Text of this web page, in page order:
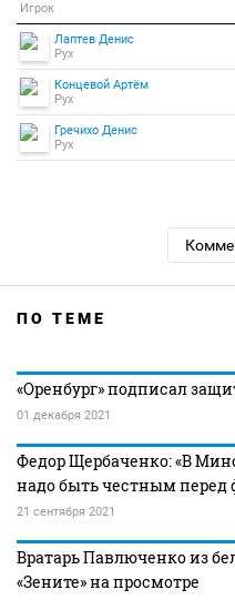
Игрок
Лаптев Денис
Рух
Концевой Артём
Рух
Гречихо Денис
Рух
ПО ТЕМЕ
«Оренбург» подписал
01 декабря 2021
Федор Щербаченко: «В
надо быть честным перед
21 сентября 2021
Вратарь Павлюченко из
«Зените» на просмотре